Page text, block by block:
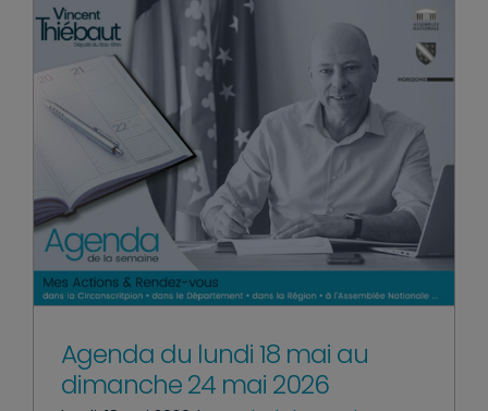
Agenda du lundi 18 mai au
dimanche 24 mai 2026